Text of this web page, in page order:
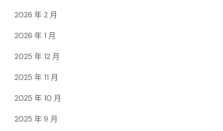
2026 年 2 月
2026 年 1 月
2025 年 12 月
2025 年 11 月
2025 年 10 月
2025 年 9 月